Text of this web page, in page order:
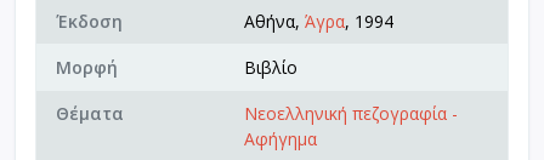
Έκδοση Αθήνα, Άγρα, 1994
Μορφή
Βιβλίο
Θέματα
Νεοελληνική πεζογραφία -
Αφήγημα